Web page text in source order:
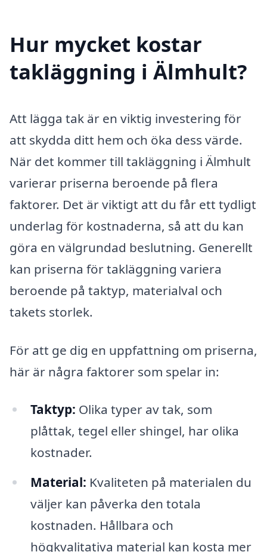
Hur mycket kostar
takläggning i Älmhult?
Att lägga tak är en viktig investering för
att skydda ditt hem och öka dess värde.
När det kommer till takläggning i Älmhult
varierar priserna beroende på flera
faktorer. Det är viktigt att du får ett tydligt
underlag för kostnaderna, så att du kan
göra en välgrundad beslutning. Generellt
kan priserna för takläggning variera
beroende på taktyp, materialval och
takets storlek.
För att ge dig en uppfattning om priserna,
här är några faktorer som spelar in:
Taktyp: Olika typer av tak, som
plåttak, tegel eller shingel, har olika
kostnader.
Material: Kvaliteten på materialen du
väljer kan påverka den totala
kostnaden. Hållbara och
högkvalitativa material kan kosta mer